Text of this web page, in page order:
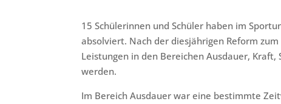
15 Schülerinnen und Schüler haben im
absolviert. Nach der diesjährigen Reform
Leistungen in den Bereichen Ausdauer,
werden.
Im Bereich Ausdauer war eine bestimmte